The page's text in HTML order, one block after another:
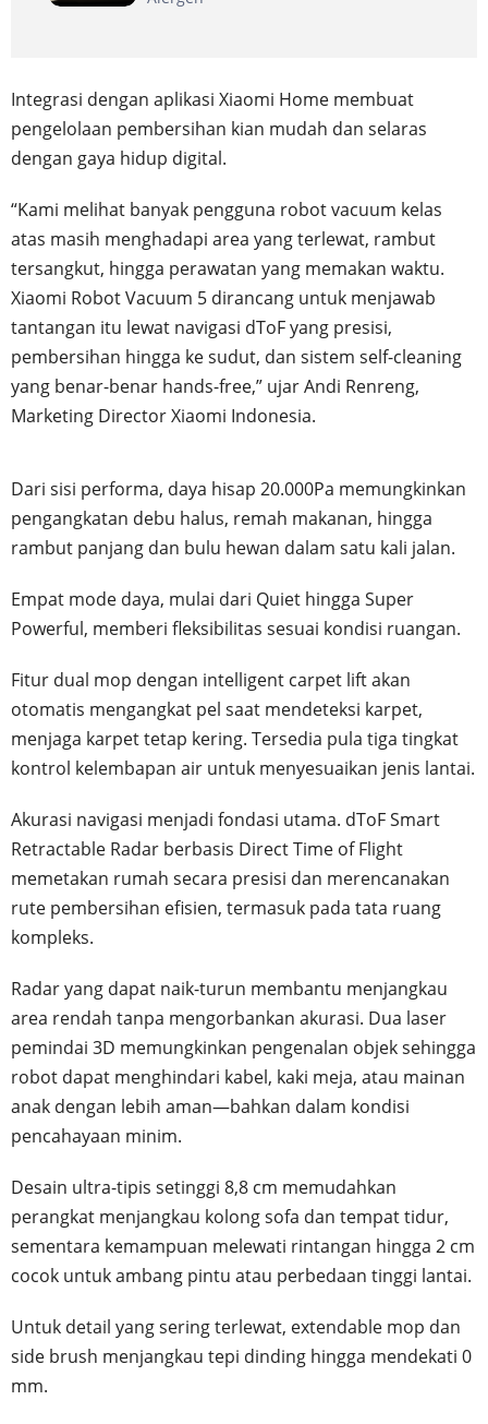
Integrasi dengan aplikasi Xiaomi Home membuat
pengelolaan pembersihan kian mudah dan selaras
dengan gaya hidup digital.
“Kami melihat banyak pengguna robot vacuum kelas
atas masih menghadapi area yang terlewat, rambut
tersangkut, hingga perawatan yang memakan waktu.
Xiaomi Robot Vacuum 5 dirancang untuk menjawab
tantangan itu lewat navigasi dToF yang presisi,
pembersihan hingga ke sudut, dan sistem self-cleaning
yang benar-benar hands-free,” ujar Andi Renreng,
Marketing Director Xiaomi Indonesia.
Dari sisi performa, daya hisap 20.000Pa memungkinkan
pengangkatan debu halus, remah makanan, hingga
rambut panjang dan bulu hewan dalam satu kali jalan.
Empat mode daya, mulai dari Quiet hingga Super
Powerful, memberi fleksibilitas sesuai kondisi ruangan.
Fitur dual mop dengan intelligent carpet lift akan
otomatis mengangkat pel saat mendeteksi karpet,
menjaga karpet tetap kering. Tersedia pula tiga tingkat
kontrol kelembapan air untuk menyesuaikan jenis lantai.
Akurasi navigasi menjadi fondasi utama. dToF Smart
Retractable Radar berbasis Direct Time of Flight
memetakan rumah secara presisi dan merencanakan
rute pembersihan efisien, termasuk pada tata ruang
kompleks.
Radar yang dapat naik-turun membantu menjangkau
area rendah tanpa mengorbankan akurasi. Dua laser
pemindai 3D memungkinkan pengenalan objek sehingga
robot dapat menghindari kabel, kaki meja, atau mainan
anak dengan lebih aman—bahkan dalam kondisi
pencahayaan minim.
Desain ultra-tipis setinggi 8,8 cm memudahkan
perangkat menjangkau kolong sofa dan tempat tidur,
sementara kemampuan melewati rintangan hingga 2 cm
cocok untuk ambang pintu atau perbedaan tinggi lantai.
Untuk detail yang sering terlewat, extendable mop dan
side brush menjangkau tepi dinding hingga mendekati 0
mm.